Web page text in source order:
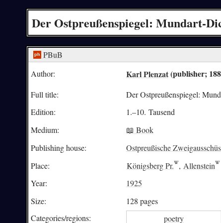
Der Ostpreußenspiegel: Mundart-
PBuB
Author: Karl Plenzat(publisher;
Full title:
Der Ostpreußenspiegel:
Edition:
1.–10. Tausend
Medium:
📖 Book
Publishing house:
Ostpreußische
Place:
Königsberg Pr. , Allenstein
Year:
1925
Size:
128 pages
Categories/regions: poetry